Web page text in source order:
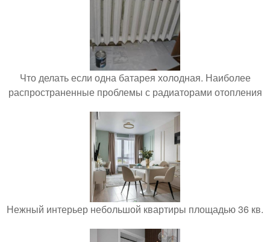
Что делать если одна батарея холодная. Наиболее
распространенные проблемы с радиаторами отопления
Нежный интерьер небольшой квартиры площадью 36 кв.